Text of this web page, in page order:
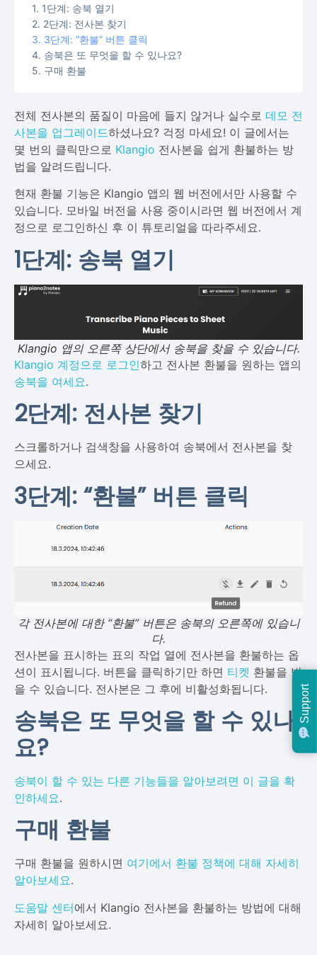
1단계: 송북 열기
2단계: 전사본 찾기
3단계: “환불” 버튼 클릭
송북은 또 무엇을 할 수 있나요?
구매 환불
전체 전사본의 품질이 마음에 들지 않거나 실수로 데모 전
사본을 업그레이드하셨나요? 걱정 마세요! 이 글에서는
몇 번의 클릭만으로 Klangio 전사본을 쉽게 환불하는 방
법을 알려드립니다.
현재 환불 기능은 Klangio 앱의 웹 버전에서만 사용할 수
있습니다. 모바일 버전을 사용 중이시라면 웹 버전에서 계
정으로 로그인하신 후 이 튜토리얼을 따라주세요.
1단계: 송북 열기
Klangio 앱의 오른쪽 상단에서 송북을 찾을 수 있습니다.
Klangio 계정으로 로그인하고 전사본 환불을 원하는 앱의
송북을 여세요.
2단계: 전사본 찾기
스크롤하거나 검색창을 사용하여 송북에서 전사본을 찾
으세요.
3단계: “환불” 버튼 클릭
각 전사본에 대한 “환불” 버튼은 송북의 오른쪽에 있습니
다.
전사본을 표시하는 표의 작업 열에 전사본을 환불하는 옵
션이 표시됩니다. 버튼을 클릭하기만 하면 티켓 환불을 받
을 수 있습니다. 전사본은 그 후에 비활성화됩니다.
송북은 또 무엇을 할 수 있나
요?
송북이 할 수 있는 다른 기능들을 알아보려면 이 글을 확
인하세요.
구매 환불
구매 환불을 원하시면 여기에서 환불 정책에 대해 자세히
알아보세요.
도움말 센터에서 Klangio 전사본을 환불하는 방법에 대해
자세히 알아보세요.
Support